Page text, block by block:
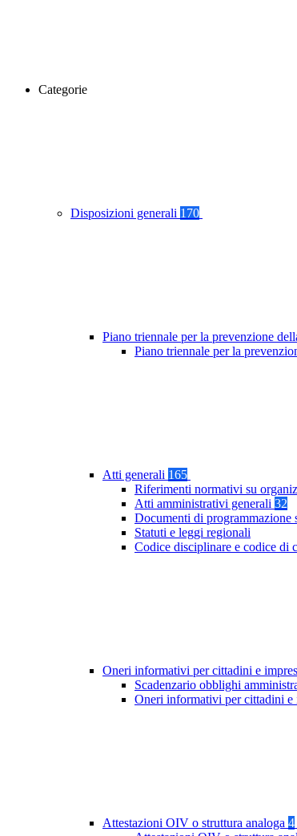
Categorie
Disposizioni generali 170
Piano triennale per la prevenzione
Piano triennale per la
Atti generali 165
Riferimenti normativi su
Atti amministrativi generali 32
Documenti di programmazione
Statuti e leggi regionali
Codice disciplinare e codice di
Oneri informativi per cittadini e
Scadenzario obblighi
Oneri informativi per cittadini e
Attestazioni OIV o struttura analoga 4